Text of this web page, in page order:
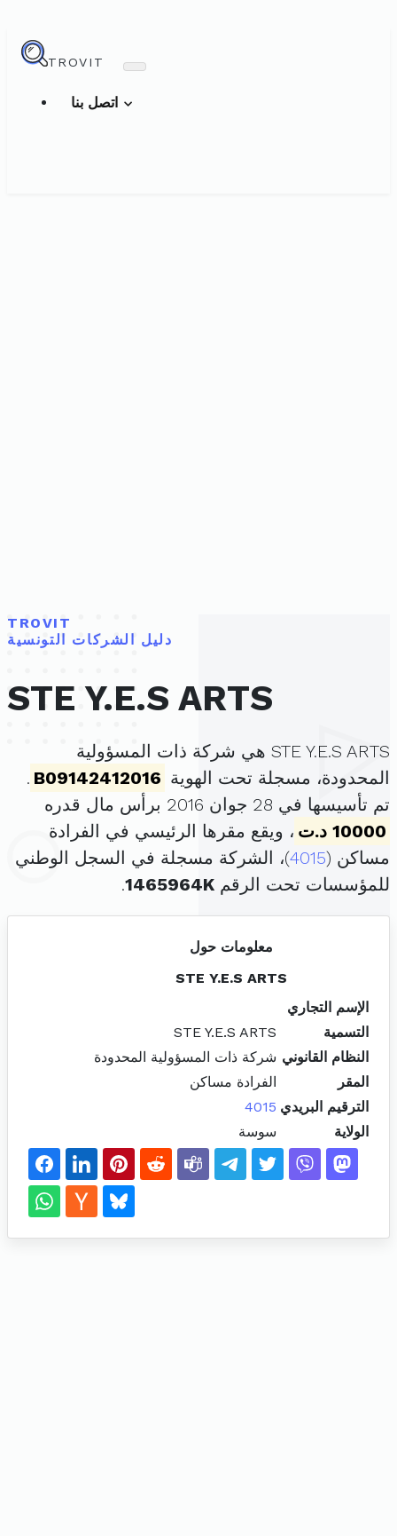
TROVIT
TROVIT
دليل الشركات التونسية
STE Y.E.S ARTS
STE Y.E.S ARTS هي شركة ذات المسؤولية
المحدودة، مسجلة تحت الهوية B09142412016
.
تم تأسيسها في 28 جوان 2016 برأس مال قدره
10000 د.ت
، ويقع مقرها الرئيسي في الفرادة
مساكن (4015)، الشركة مسجلة في السجل الوطني
للمؤسسات تحت الرقم 1465964K
.
معلومات حول
STE Y.E.S ARTS
الإسم التجاري
التسمية
STE Y.E.S ARTS
النظام القانوني شركة ذات المسؤولية المحدودة
المقر
الفرادة مساكن
الترقيم البريدي 4015
الولاية
سوسة